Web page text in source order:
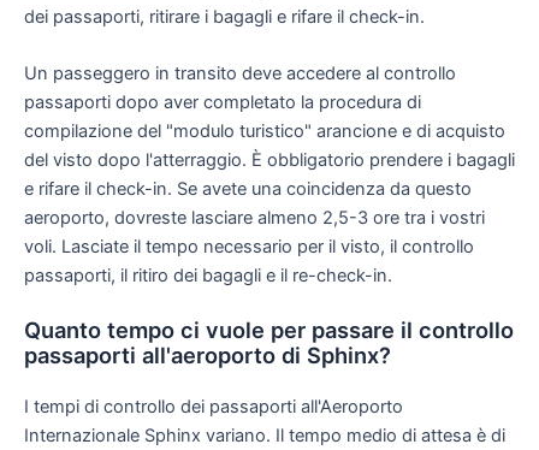
dei passaporti, ritirare i bagagli e rifare il check-in.
Un passeggero in transito deve accedere al controllo
passaporti dopo aver completato la procedura di
compilazione del "modulo turistico" arancione e di acquisto
del visto dopo l'atterraggio. È obbligatorio prendere i bagagli
e rifare il check-in. Se avete una coincidenza da questo
aeroporto, dovreste lasciare almeno 2,5-3 ore tra i vostri
voli. Lasciate il tempo necessario per il visto, il controllo
passaporti, il ritiro dei bagagli e il re-check-in.
Quanto tempo ci vuole per passare il controllo
passaporti all'aeroporto di Sphinx?
I tempi di controllo dei passaporti all'Aeroporto
Internazionale Sphinx variano. Il tempo medio di attesa è di